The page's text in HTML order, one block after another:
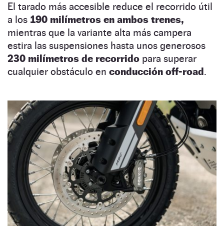
El tarado más accesible reduce el recorrido útil
a los 190 milímetros en ambos trenes,
mientras que la variante alta más campera
estira las suspensiones hasta unos generosos
230 milímetros de recorrido para superar
cualquier obstáculo en conducción off-road.